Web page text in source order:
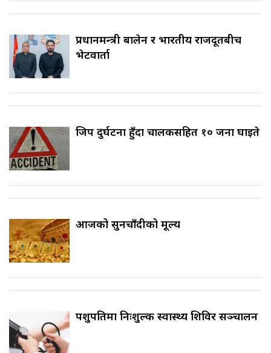
प्रधानमन्त्री बालेन र भारतीय राजदूतबीच
भेटवार्ता
जिप दुर्घटना हुँदा चालकसहित १० जना घाइते
आजको सुनचाँदीको मूल्य
पशुपतिमा निःशुल्क स्वास्थ्य शिविर सञ्चालन